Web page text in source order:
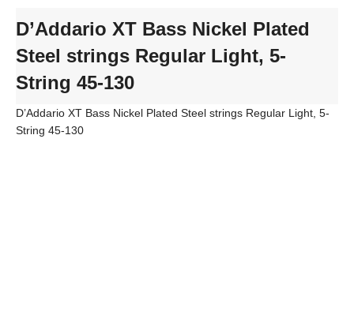
D’Addario XT Bass Nickel Plated
Steel strings Regular Light, 5-
String 45-130
D’Addario XT Bass Nickel Plated Steel strings Regular Light, 5-
String 45-130